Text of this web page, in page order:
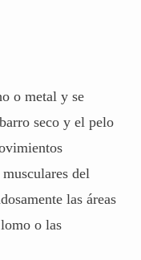
o metal y se
seco y el pelo
del
las áreas
o las